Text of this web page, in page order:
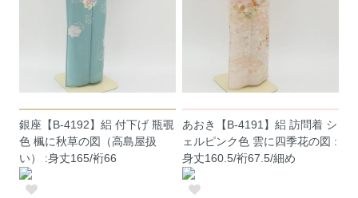
銀座【B-4192】絽 付下げ 瓶覗
色 楓に秋草の図（高島屋扱
い） :身丈165/裄66
あおき【B-4191】絽 訪問着 シ
ェルピンク色 雲に四季花の図 :
身丈160.5/裄67.5/細め